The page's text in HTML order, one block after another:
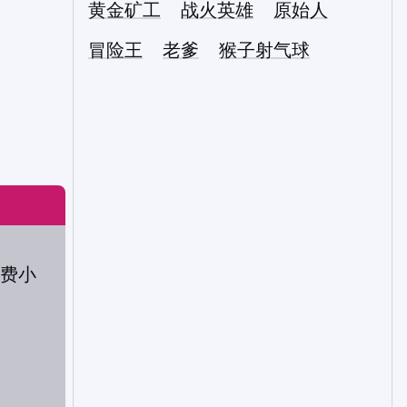
黄金矿工 战火英雄
原始人
冒险王
老爹 猴子射气球